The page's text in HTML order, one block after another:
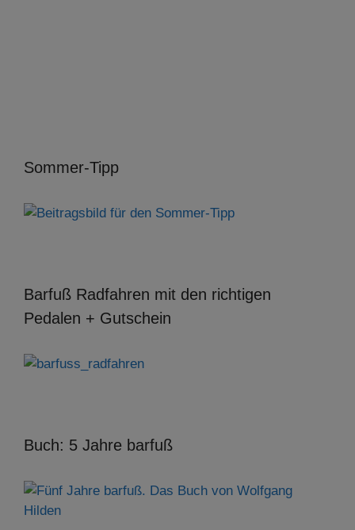
Sommer-Tipp
Barfuß Radfahren mit den richtigen
Pedalen + Gutschein
Buch: 5 Jahre barfuß